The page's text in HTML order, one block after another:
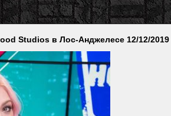
Studios в Лос-Анджелесе 12/12/2019